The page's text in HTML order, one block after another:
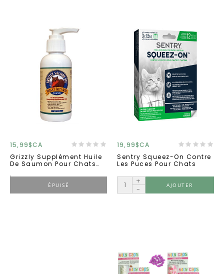
15,99$CA
Grizzly Supplément Huile
De Saumon Pour Chats
ÉPUISÉ
19,99$CA
Sentry Squeez-On Contre
Les Puces Pour Chats
+
-
AJOUTER